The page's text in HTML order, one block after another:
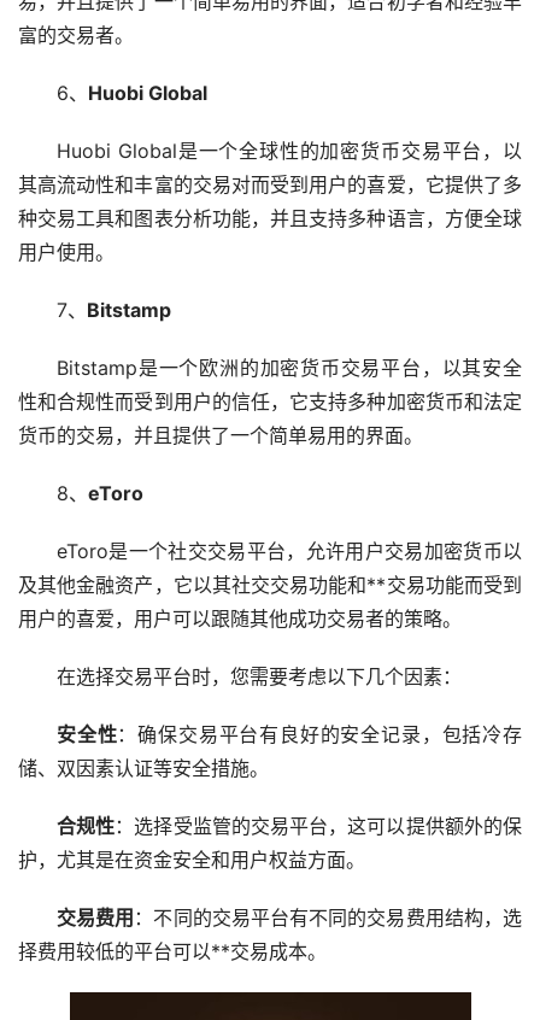
富的交易者。
6、 Huobi Global
Huobi Global是一个全球性的加密货币交易平台，以
其高流动性和丰富的交易对而受到用户的喜爱，它提供了多
种交易工具和图表分析功能，并且支持多种语言，方便全球
用户使用。
7、 Bitstamp
Bitstamp是一个欧洲的加密货币交易平台，以其安全
性和合规性而受到用户的信任，它支持多种加密货币和法定
货币的交易，并且提供了一个简单易用的界面。
8、 eToro
eToro是一个社交交易平台，允许用户交易加密货币以
及其他金融资产，它以其社交交易功能和**交易功能而受到
用户的喜爱，用户可以跟随其他成功交易者的策略。
在选择交易平台时，您需要考虑以下几个因素：
安全性：确保交易平台有良好的安全记录，包括冷存
储、双因素认证等安全措施。
合规性：选择受监管的交易平台，这可以提供额外的保
护，尤其是在资金安全和用户权益方面。
交易费用 ：不同的交易平台有不同的交易费用结构，选
择费用较低的平台可以**交易成本。